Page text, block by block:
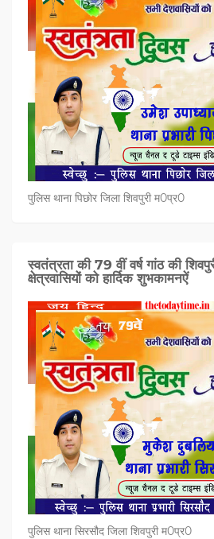
पुलिस थाना पिछोर जिला शिवपुरी म0प्र0
स्वतंत्रता की 79 वीं वर्ष गांठ की
क्षेत्रवासियों को हार्दिक शुभकामनऐं
पुलिस थाना सिरसौद जिला शिवपुरी म0प्र0